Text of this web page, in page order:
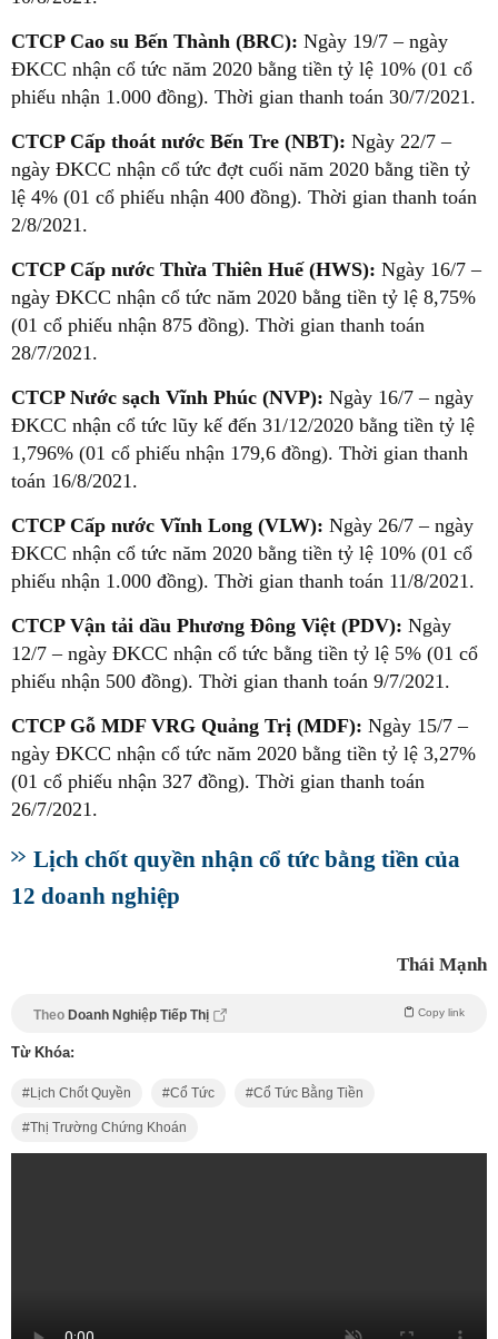
CTCP Cao su Bến Thành (BRC): Ngày 19/7 – ngày
ĐKCC nhận cổ tức năm 2020 bằng tiền tỷ lệ 10% (01 cổ
phiếu nhận 1.000 đồng). Thời gian thanh toán 30/7/2021.
CTCP Cấp thoát nước Bến Tre (NBT): Ngày 22/7 –
ngày ĐKCC nhận cổ tức đợt cuối năm 2020 bằng tiền tỷ
lệ 4% (01 cổ phiếu nhận 400 đồng). Thời gian thanh toán
2/8/2021.
CTCP Cấp nước Thừa Thiên Huế (HWS): Ngày 16/7 –
ngày ĐKCC nhận cổ tức năm 2020 bằng tiền tỷ lệ 8,75%
(01 cổ phiếu nhận 875 đồng). Thời gian thanh toán
28/7/2021.
CTCP Nước sạch Vĩnh Phúc (NVP): Ngày 16/7 – ngày
ĐKCC nhận cổ tức lũy kế đến 31/12/2020 bằng tiền tỷ lệ
1,796% (01 cổ phiếu nhận 179,6 đồng). Thời gian thanh
toán 16/8/2021.
CTCP Cấp nước Vĩnh Long (VLW): Ngày 26/7 – ngày
ĐKCC nhận cổ tức năm 2020 bằng tiền tỷ lệ 10% (01 cổ
phiếu nhận 1.000 đồng). Thời gian thanh toán 11/8/2021.
CTCP Vận tải dầu Phương Đông Việt (PDV): Ngày
12/7 – ngày ĐKCC nhận cổ tức bằng tiền tỷ lệ 5% (01 cổ
phiếu nhận 500 đồng). Thời gian thanh toán 9/7/2021.
CTCP Gỗ MDF VRG Quảng Trị (MDF): Ngày 15/7 –
ngày ĐKCC nhận cổ tức năm 2020 bằng tiền tỷ lệ 3,27%
(01 cổ phiếu nhận 327 đồng). Thời gian thanh toán
26/7/2021.
Lịch chốt quyền nhận cổ tức bằng tiền của
12 doanh nghiệp
Thái Mạnh
Theo Doanh Nghiệp Tiếp Thị Copy link
Từ Khóa:
Lịch Chốt Quyền Cổ Tức Cổ Tức Bằng Tiền
Thị Trường Chứng Khoán